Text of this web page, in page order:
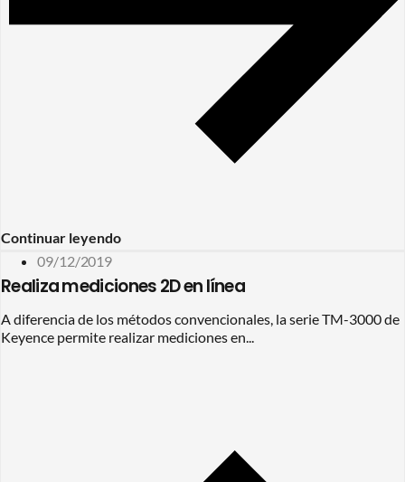
Continuar leyendo
09/12/2019
Realiza mediciones 2D en línea
A diferencia de los métodos convencionales, la serie TM-3000 de
Keyence permite realizar mediciones en...